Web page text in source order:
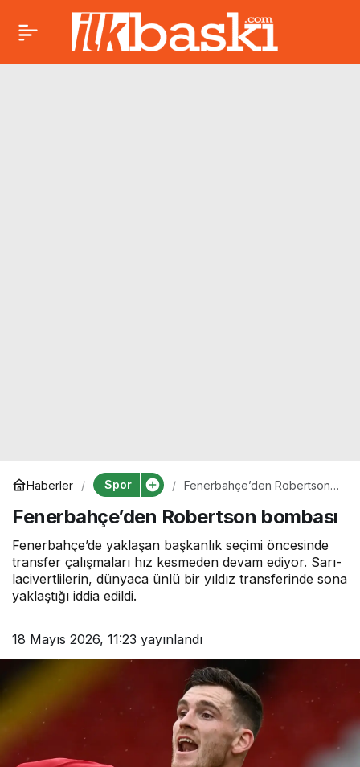
Haberler Spor
Fenerbahçe’den Robertson
Fenerbahçe’den Robertson bombası
Fenerbahçe’de yaklaşan başkanlık seçimi öncesinde
transfer çalışmaları hız kesmeden devam ediyor. Sarı-
lacivertlilerin, dünyaca ünlü bir yıldız transferinde sona
yaklaştığı iddia edildi.
18 Mayıs 2026, 11:23 yayınlandı
Aziz Yıldırım’dan
Sörloth bombası